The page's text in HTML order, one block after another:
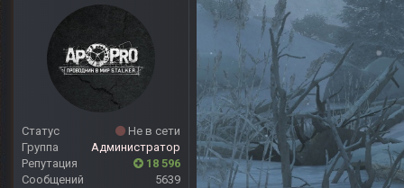
Статус
Не в сети
Группа
Администратор
Репутация
18 596
Сообщений
5639